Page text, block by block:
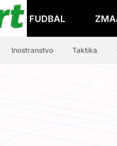
FUDBAL
Inostranstvo Taktika